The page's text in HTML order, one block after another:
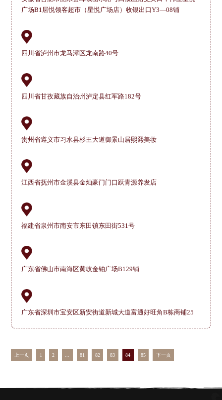
广场B1层悦领客超市（星悦广场店）收银出口Y3—08铺
四川省泸州市龙马潭区龙南路40号
四川省甘孜藏族自治州泸定县红军路182号
贵州省遵义市习水县杉王大道御景山居熙熙美妆
江西省抚州市金溪县金灿豪门门口跃青源养发店
福建省泉州市南安市东田镇东田街531号
广东省佛山市南海区黄岐金铂广场B129铺
广东省深圳市宝安区新安街道新城大道富通好旺角B栋商铺25
上一页 1 2 81 82 83 84 85 下一页